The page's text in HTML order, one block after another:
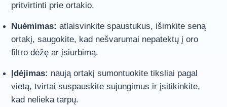
pritvirtinti prie ortakio.
Nuėmimas: atlaisvinkite spaustukus, išimkite seną
ortakį, saugokite, kad nešvarumai nepatektų į oro
filtro dėžę ar įsiurbimą.
Įdėjimas: naują ortakį sumontuokite tiksliai pagal
vietą, tvirtai suspauskite sujungimus ir įsitikinkite,
kad nelieka tarpų.